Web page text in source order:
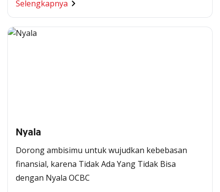
Selengkapnya
Nyala
Dorong ambisimu untuk wujudkan kebebasan
finansial, karena Tidak Ada Yang Tidak Bisa
dengan Nyala OCBC